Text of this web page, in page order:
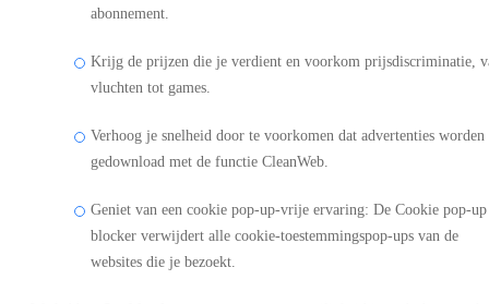
abonnement.
Krijg de prijzen die je verdient en voorkom prijsdiscriminatie,
vluchten tot games.
Verhoog je snelheid door te voorkomen dat advertenties worden
gedownload met de functie CleanWeb.
Geniet van een cookie pop-up-vrije ervaring: De Cookie pop-up
blocker verwijdert alle cookie-toestemmingspop-ups van de
websites die je bezoekt.